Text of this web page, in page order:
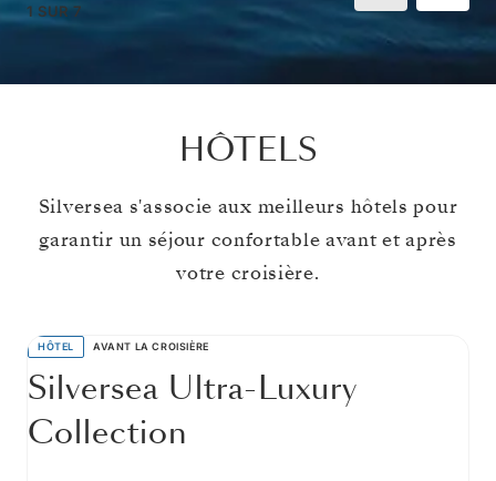
1 SUR 7
HÔTELS
Silversea s'associe aux meilleurs hôtels pour
garantir un séjour confortable avant et après
votre croisière.
HÔTEL AVANT LA CROISIÈRE
Silversea Ultra-Luxury
Collection